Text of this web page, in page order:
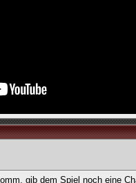
gib dem Spiel noch eine